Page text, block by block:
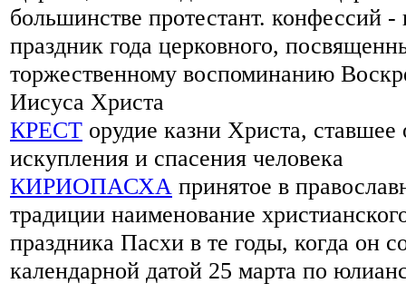
большинстве протестант. конфессий -
праздник года церковного,
торжественному воспоминанию
Иисуса Христа
КРЕСТ орудие казни Христа, ставшее
искупления и спасения человека
КИРИОПАСХА принятое в
традиции наименование
праздника Пасхи в те годы, когда он
календарной датой 25 марта по